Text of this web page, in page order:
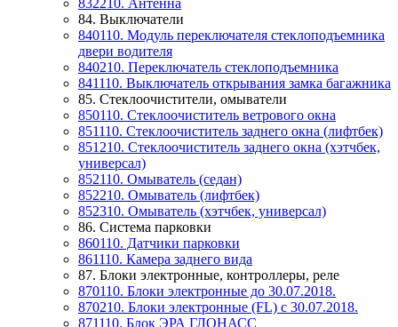
832210. Антенна
84. Выключатели
840110. Модуль переключателя стеклоподъемника
двери водителя
840210. Переключатель стеклоподъемника
841110. Выключатель открывания замка багажника
85. Стеклоочистители, омыватели
850110. Стеклоочиститель ветрового окна
851110. Стеклоочиститель заднего окна (лифтбек)
851210. Стеклоочиститель заднего окна (хэтчбек,
универсал)
852110. Омыватель (седан)
852210. Омыватель (лифтбек)
852310. Омыватель (хэтчбек, универсал)
86. Система парковки
860110. Датчики парковки
861110. Камера заднего вида
87. Блоки электронные, контроллеры, реле
870110. Блоки электронные до 30.07.2018.
870210. Блоки электронные (FL) с 30.07.2018.
871110. Блок ЭРА ГЛОНАСС